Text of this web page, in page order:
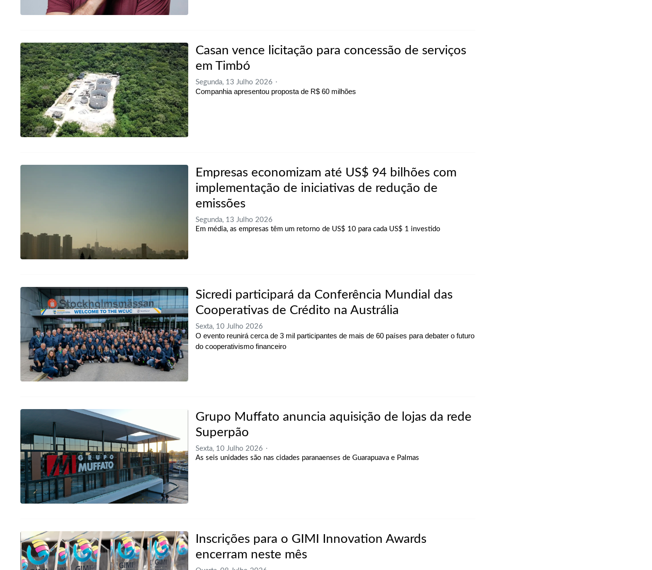
Casan vence licitação para concessão de serviços
em Timbó
Segunda, 13 Julho 2026
Companhia apresentou proposta de R$ 60 milhões
Empresas economizam até US$ 94 bilhões com
implementação de iniciativas de redução de
emissões
Segunda, 13 Julho 2026
Em média, as empresas têm um retorno de US$ 10 para cada US$ 1 investido
Sicredi participará da Conferência Mundial das
Cooperativas de Crédito na Austrália
Sexta, 10 Julho 2026
O evento reunirá cerca de 3 mil participantes de mais de 60 países para debater o futuro
do cooperativismo financeiro
Grupo Muffato anuncia aquisição de lojas da rede
Superpão
Sexta, 10 Julho 2026
As seis unidades são nas cidades paranaenses de Guarapuava e Palmas
Inscrições para o GIMI Innovation Awards
encerram neste mês